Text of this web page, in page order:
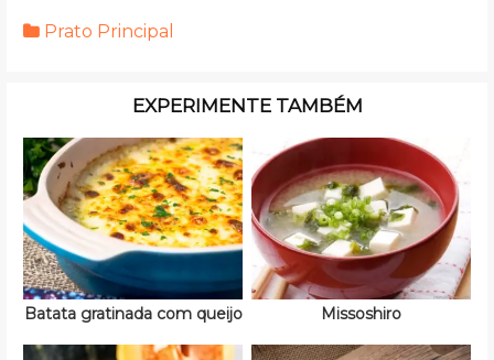
Prato Principal
EXPERIMENTE TAMBÉM
Batata gratinada com queijo Missoshiro